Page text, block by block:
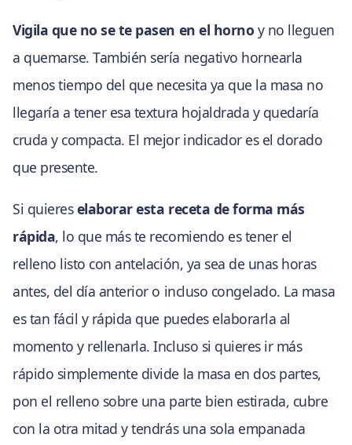
Vigila que no se te pasen en el horno y no lleguen
a quemarse. También sería negativo hornearla
menos tiempo del que necesita ya que la masa no
llegaría a tener esa textura hojaldrada y quedaría
cruda y compacta. El mejor indicador es el dorado
que presente.
Si quiereselaborar esta receta de forma más
rápida, lo que más te recomiendo es tener el
relleno listo con antelación, ya sea de unas horas
antes, del día anterior o incluso congelado. La masa
es tan fácil y rápida que puedes elaborarla al
momento y rellenarla. Incluso si quieres ir más
rápido simplemente divide la masa en dos partes,
pon el relleno sobre una parte bien estirada, cubre
con la otra mitad y tendrás una sola empanada